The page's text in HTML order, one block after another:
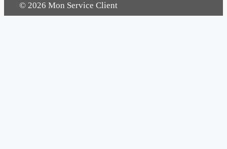
© 2026 Mon Service Client